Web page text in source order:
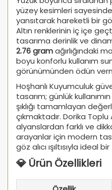
yüzey kesimleri sayesinde
yansıtarak hareketli bir
Altın renklerinin iç içe
tasarıma derinlik ve
2.76 gramağırlığındaki
boyu konforlu kullanım
görünümünden ödün
Hoşhanlı Kuyumculuk
tasarım; günlük
şıklığı tamamlayan
çıkmaktadır. Dorika Toplu
alyanslardan farklı ve
arayanlar için modern
göz alıcı ışıltısıyla ideal
💎 Ürün Özellikleri